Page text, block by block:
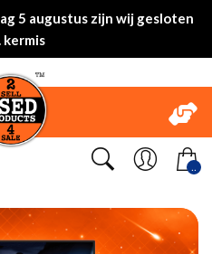
5 augustus zijn wij gesloten
kermis
..